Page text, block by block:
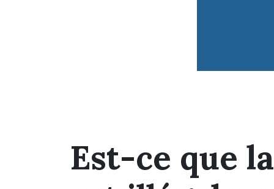
Est-ce que